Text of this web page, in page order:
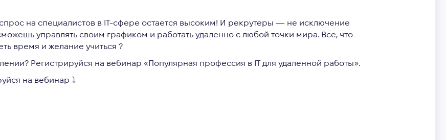
на специалистов в IT-сфере остается высоким! И рекрутеры — не исключение
управлять своим графиком и работать удаленно с любой точки мира. Все, что
время и желание учиться ?
Регистрируйся на вебинар «Популярная профессия в IT для удаленной работы».
на вебинар ⤵️